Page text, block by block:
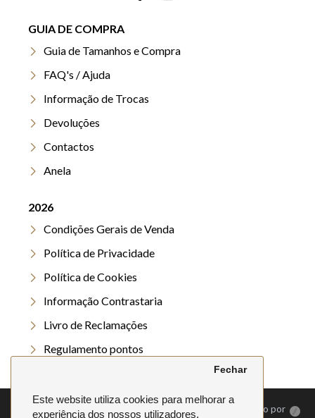
Este website utiliza cookies para melhorar a
experiência dos nossos utilizadores.
Fechar
GUIA DE COMPRA
Guia de Tamanhos e Compra
FAQ's / Ajuda
Informação de Trocas
Devoluções
Contactos
Anela
2026
Condições Gerais de Venda
Política de Privacidade
Política de Cookies
Informação Contrastaria
Livro de Reclamações
Regulamento pontos
2026. Anela | Todos os direitos reservados | Desenvolvido por